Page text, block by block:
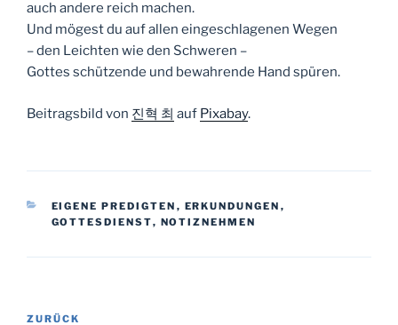
auch andere reich machen.
Und mögest du auf allen eingeschlagenen Wegen
– den Leichten wie den Schweren –
Gottes schützende und bewahrende Hand spüren.
Beitragsbild von 진혁 최 auf Pixabay.
KATEGORIEN
EIGENE PREDIGTEN , ERKUNDUNGEN ,
GOTTESDIENST, NOTIZNEHMEN
Beitragsnavigation
Vorheriger
ZURÜCK